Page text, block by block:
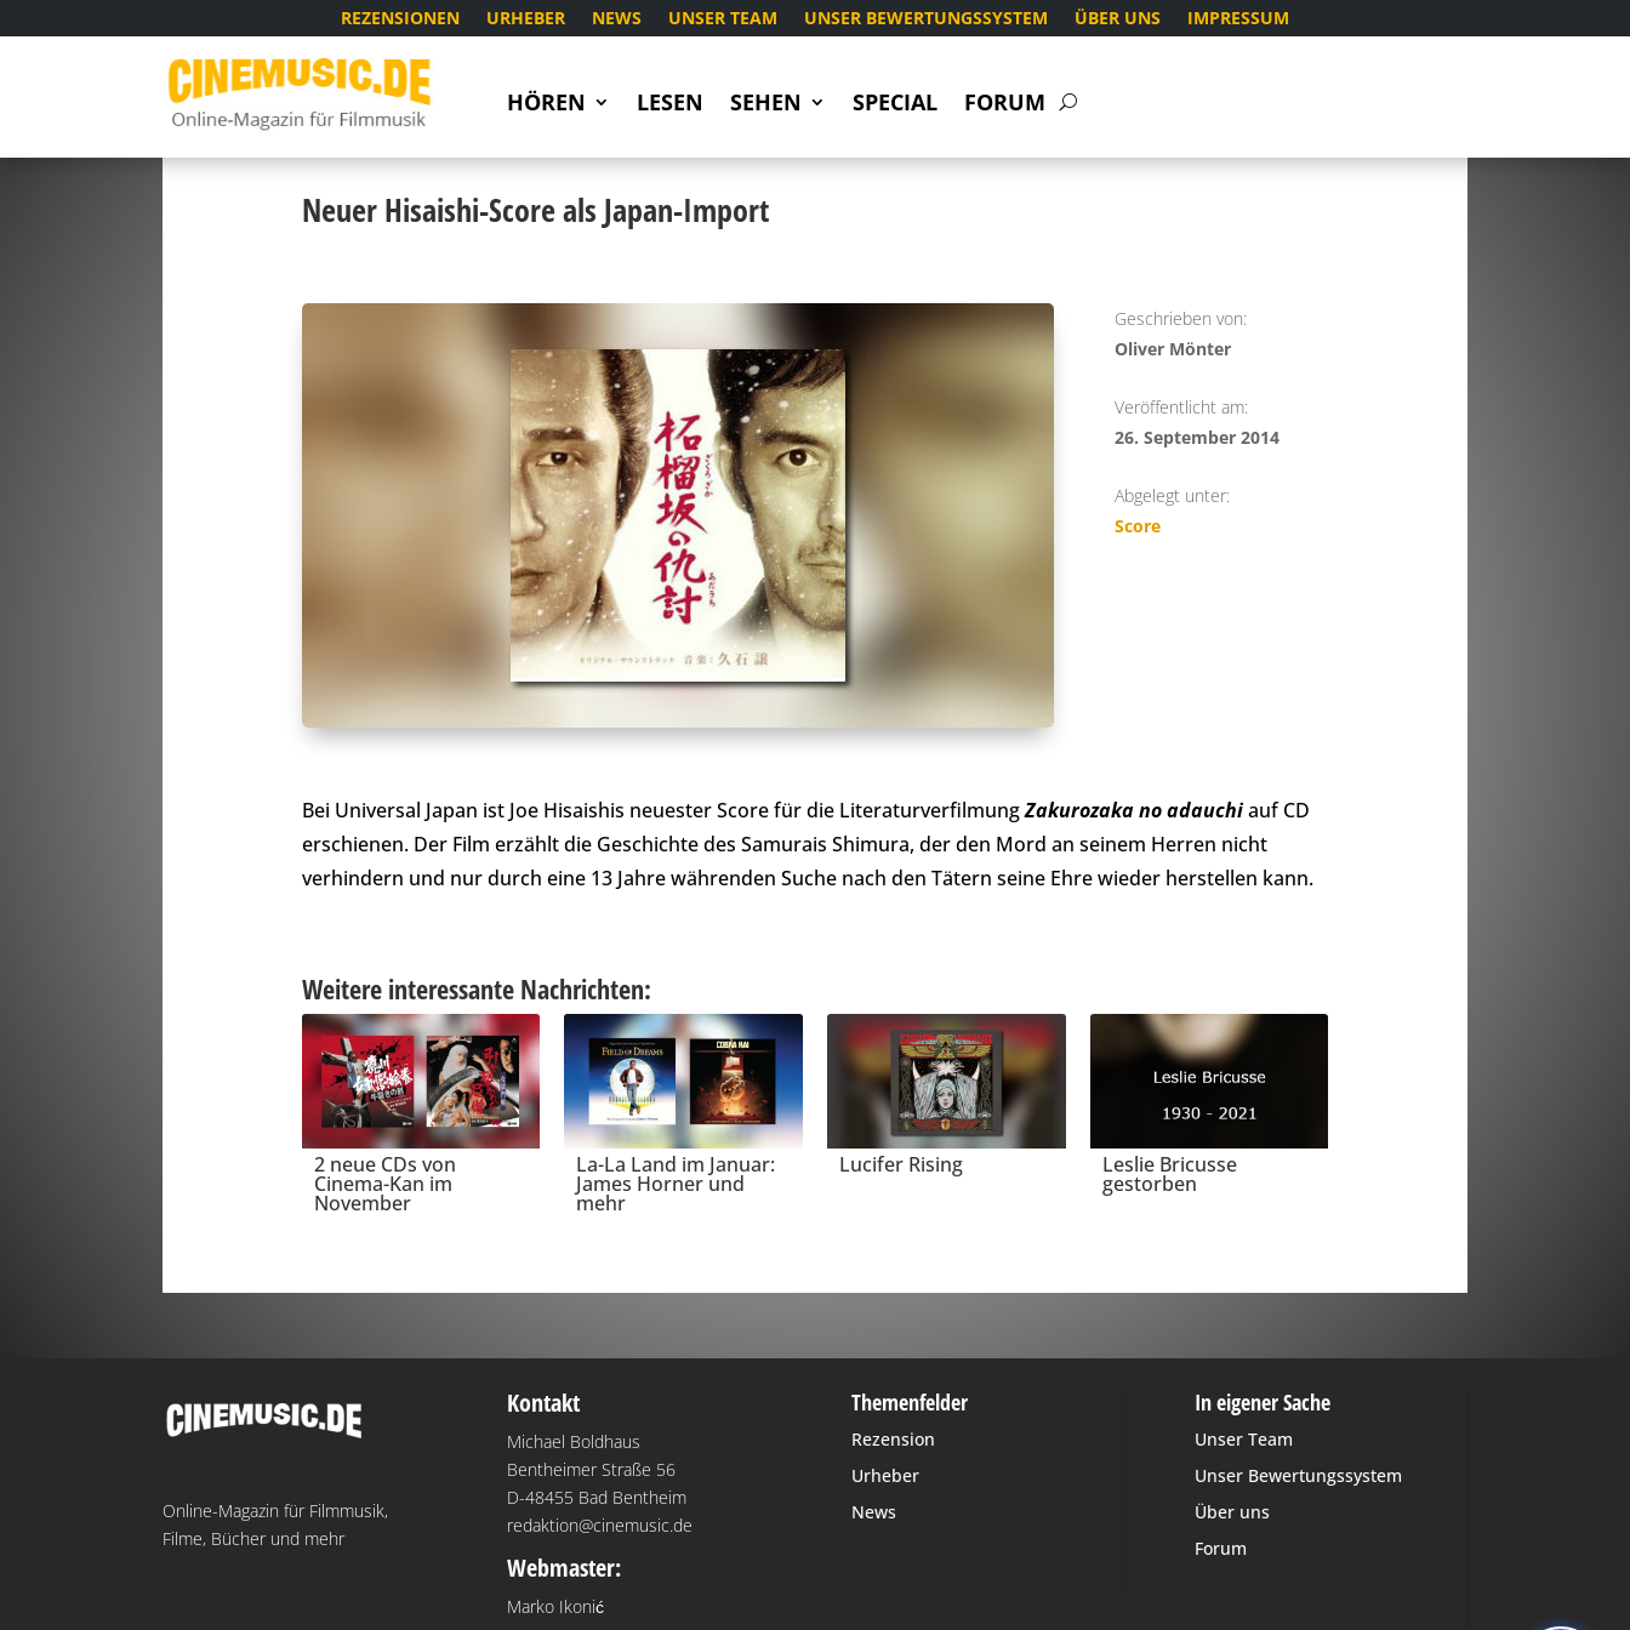
REZENSIONEN URHEBER NEWS UNSER TEAM UNSER BEWERTUNGSSYSTEM ÜBER UNS IMPRESSUM
HÖREN LESEN SEHEN SPECIAL FORUM
Neuer Hisaishi-Score als Japan-Import
Geschrieben von:
Oliver Mönter
Veröffentlicht am:
26. September 2014
Abgelegt unter:
Score
Bei Universal Japan ist Joe Hisaishis neuester Score für die LiteraturverfilmungZakurozaka no adauchiauf CD
erschienen. Der Film erzählt die Geschichte des Samurais Shimura, der den Mord an seinem Herren nicht
verhindern und nur durch eine 13 Jahre währenden Suche nach den Tätern seine Ehre wieder herstellen kann.
Weitere interessante Nachrichten:
2 neue CDs von
Cinema-Kan im
November
La-La Land im Januar:
James Horner und
mehr
Lucifer Rising Leslie Bricusse
gestorben
Online-Magazin für Filmmusik,
Filme, Bücher und mehr
Kontakt
Michael Boldhaus
Bentheimer Straße 56
D-48455 Bad Bentheim
redaktion@cinemusic.de
Webmaster:
Marko Ikonić
Themenfelder
Rezension
Urheber
News
In eigener Sache
Unser Team
Unser Bewertungssystem
Über uns
Forum